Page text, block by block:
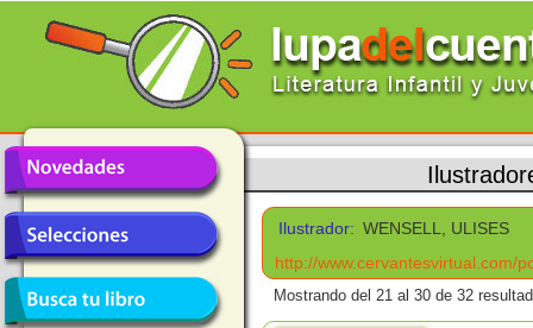
Ilustrador: WENSELL, ULISES
http://www.cervantesvirtual.com/
Mostrando del 21 al 30 de 32